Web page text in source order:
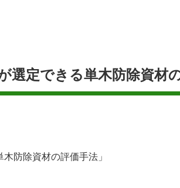
選定できる単木防除資材
防除資材の評価手法」